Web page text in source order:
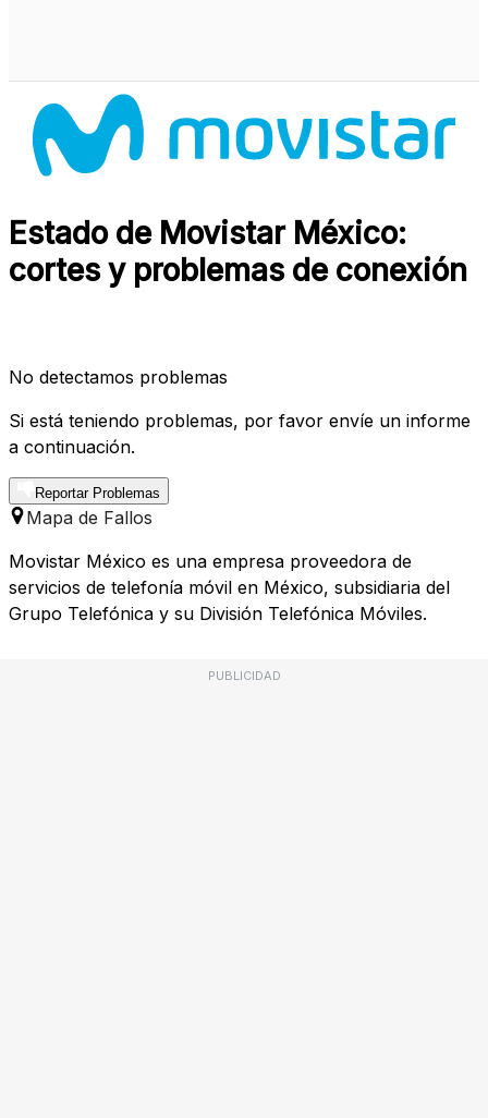
Estado de Movistar México:
cortes y problemas de conexión
No detectamos problemas
Si está teniendo problemas, por favor envíe un informe
a continuación.
Reportar Problemas
Mapa de Fallos
Movistar México es una empresa proveedora de
servicios de telefonía móvil en México, subsidiaria del
Grupo Telefónica y su División Telefónica Móviles.
PUBLICIDAD